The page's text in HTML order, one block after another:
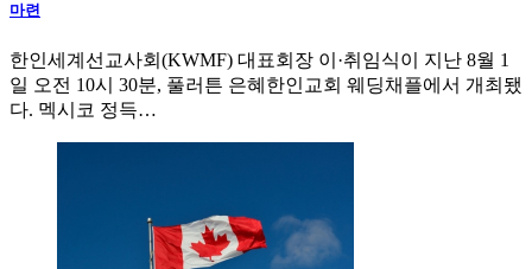
마련
한인세계선교사회(KWMF) 대표회장 이·취임식이 지난 8월 1
일 오전 10시 30분, 풀러튼 은혜한인교회 웨딩채플에서 개최됐
다. 멕시코 정득…